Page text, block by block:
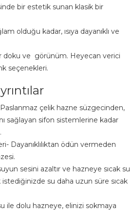
bir estetik sunan klasik bir
olduğu kadar, ısıya dayanıklı ve
doku ve görünüm. Heyecan verici
seçenekleri.
çelik hazne süzgecinden,
sağlayan sifon sistemlerine kadar
Dayanıklılıktan ödün vermeden
sesini azaltır ve hazneye sıcak su
su daha uzun süre sıcak
ile dolu hazneye, elinizi sokmaya